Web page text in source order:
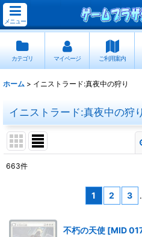
メニュー
カテゴリ マイページ ご利用案内
ホーム > イニストラード:真夜中の狩り
イニストラード:真夜中の狩り
663件
1 2 3
不朽の天使 [MID